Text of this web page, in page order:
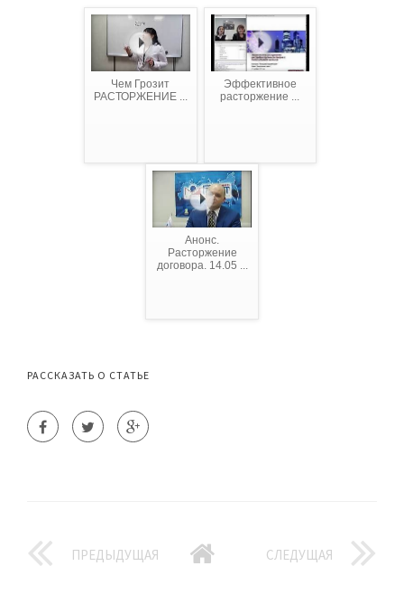
Чем Грозит
РАСТОРЖЕНИЕ ...
Эффективное
расторжение ...
Анонс.
Расторжение
договора. 14.05 ...
РАССКАЗАТЬ О СТАТЬЕ
ПРЕДЫДУЩАЯ СЛЕДУЩАЯ